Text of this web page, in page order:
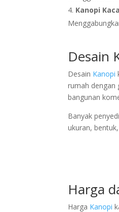
Kanopi
Desain
Desain Kanopi
rumah dengan
bangunan
Banyak
ukuran,
Harga
Harga Kanopi